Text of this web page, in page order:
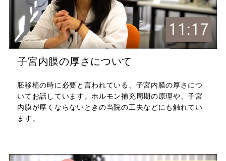
子宮内膜の厚さについて
胚移植の時に必要と言われている、子宮内膜の厚さにつ
いてお話しています。ホルモン補充周期の原理や、子宮
内膜が厚くならないときの当院の工夫などにも触れてい
ます。